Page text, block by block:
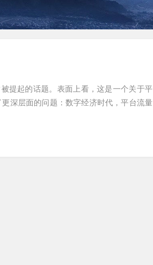
提起的话题。表面上看，这是一个关于平
深层面的问题：数字经济时代，平台流量